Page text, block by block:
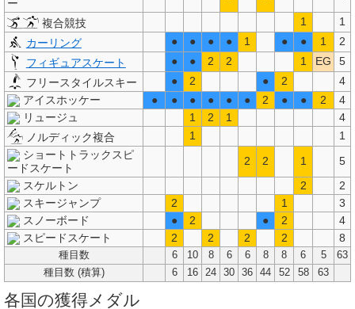
ー
複合競技 1
1
カーリング
● ● ● ● 1 ● ● 1
2
フィギュアスケート
● ● 2 2 1 EG
5
フリースタイルスキー
● 2 ● 2
4
アイスホッケー
● ● ● ● ● ● 2 ● ● 2
4
リュージュ
1 2 1
4
ノルディック複合
1
1
ショートトラックスピ
ードスケート
2 2 1
5
スケルトン
2
2
スキージャンプ
2 1
3
スノーボード
● 2 ● 2
4
スピードスケート
2 2 2 2 8
種目数 6 10 8 6 6 8 8 6 5
63
種目数 (積算)
6 16 24 30 36 44 52 58 63
各国の獲得メダル